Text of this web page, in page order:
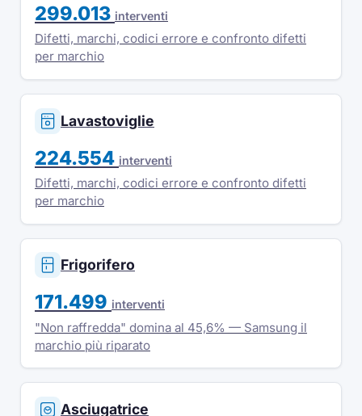
299.013 interventi
Difetti, marchi, codici errore e confronto difetti
per marchio
Lavastoviglie
224.554 interventi
Difetti, marchi, codici errore e confronto difetti
per marchio
Frigorifero
171.499 interventi
"Non raffredda" domina al 45,6% — Samsung il
marchio più riparato
Asciugatrice